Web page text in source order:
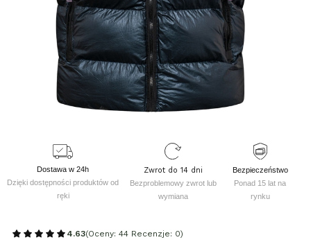
Dostawa w 24h
Dzięki dostępności produktów od
ręki
Zwrot do 14 dni
Bezproblemowy zwrot lub
wymiana
Bezpieczeństwo
Ponad 15 lat na
rynku
4.63(Oceny: 44 Recenzje: 0)